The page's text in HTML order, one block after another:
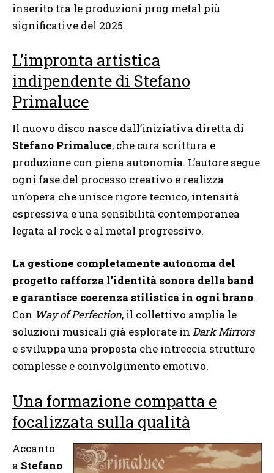
inserito tra le produzioni prog metal più
significative del 2025.
L’impronta artistica
indipendente di Stefano
Primaluce
Il nuovo disco nasce dall’iniziativa diretta di
Stefano Primaluce, che cura scrittura e
produzione con piena autonomia. L’autore segue
ogni fase del processo creativo e realizza
un’opera che unisce rigore tecnico, intensità
espressiva e una sensibilità contemporanea
legata al rock e al metal progressivo.
La gestione completamente autonoma del
progetto rafforza l’identità sonora della band
e garantisce coerenza stilistica in ogni brano.
Con Way of Perfection, il collettivo amplia le
soluzioni musicali già esplorate in Dark Mirrors
e sviluppa una proposta che intreccia strutture
complesse e coinvolgimento emotivo.
Una formazione compatta e
focalizzata sulla qualità
Accanto
a Stefano